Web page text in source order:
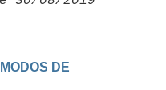
DE